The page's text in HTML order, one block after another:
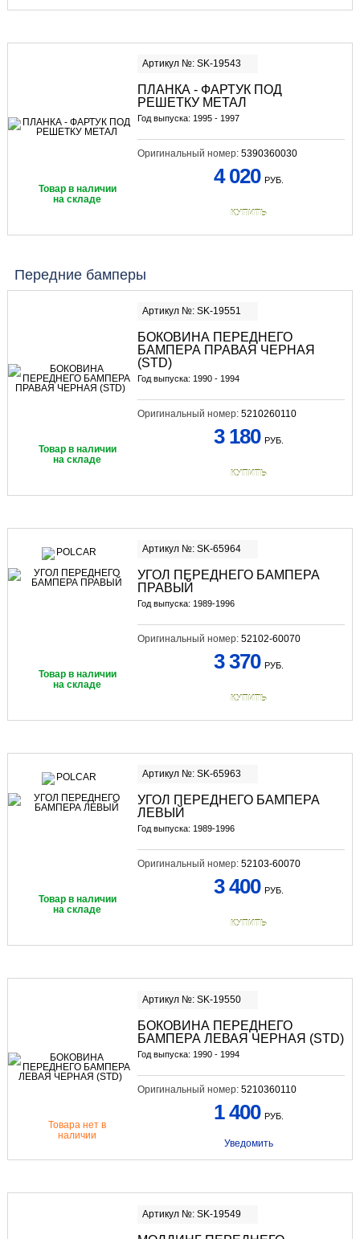
Артикул №: SK-19543
ПЛАНКА - ФАРТУК ПОД
РЕШЕТКУ МЕТАЛ
Год выпуска: 1995 - 1997
Оригинальный номер: 5390360030
Товар в наличии
на складе
4 020 РУБ.
КУПИТЬ
Передние бамперы
Артикул №: SK-19551
БОКОВИНА ПЕРЕДНЕГО
БАМПЕРА ПРАВАЯ ЧЕРНАЯ
(STD)
Год выпуска: 1990 - 1994
Оригинальный номер: 5210260110
Товар в наличии
на складе
3 180 РУБ.
КУПИТЬ
Артикул №: SK-65964
УГОЛ ПЕРЕДНЕГО БАМПЕРА
ПРАВЫЙ
Год выпуска: 1989-1996
Оригинальный номер: 52102-60070
Товар в наличии
на складе
3 370 РУБ.
КУПИТЬ
Артикул №: SK-65963
УГОЛ ПЕРЕДНЕГО БАМПЕРА
ЛЕВЫЙ
Год выпуска: 1989-1996
Оригинальный номер: 52103-60070
Товар в наличии
на складе
3 400 РУБ.
КУПИТЬ
Артикул №: SK-19550
БОКОВИНА ПЕРЕДНЕГО
БАМПЕРА ЛЕВАЯ ЧЕРНАЯ (STD)
Год выпуска: 1990 - 1994
Оригинальный номер: 5210360110
Товара нет в
наличии
1 400 РУБ.
Уведомить
Артикул №: SK-19549